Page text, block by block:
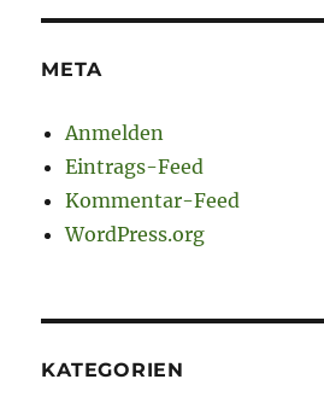
META
Anmelden
Eintrags-Feed
Kommentar-Feed
WordPress.org
KATEGORIEN